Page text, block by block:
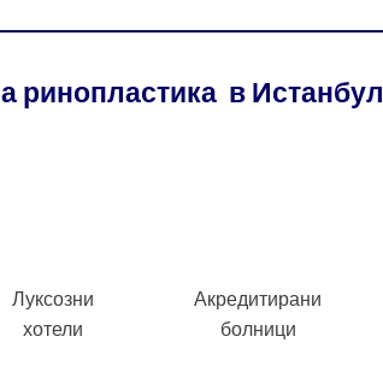
ринопластика в Истанбул
Луксозни
хотели
Акредитирани
болници